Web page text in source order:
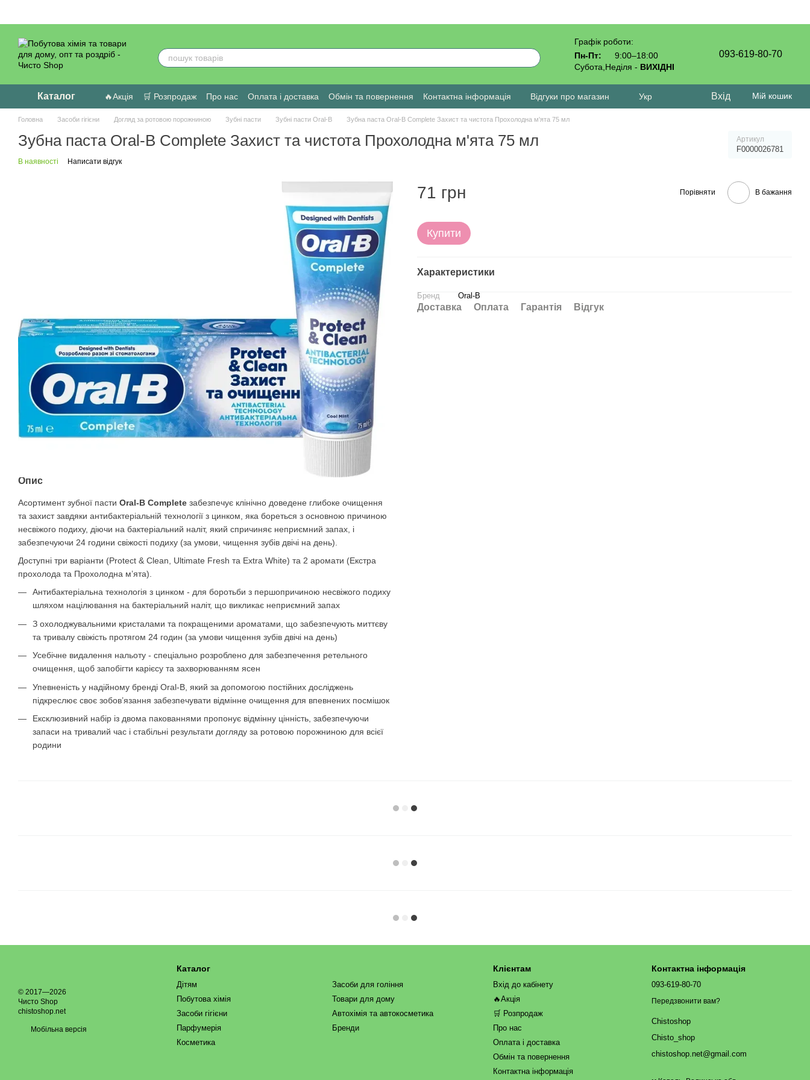
Графік роботи:
Пн-Пт:
9:00–18:00
Субота,Неділя - ВИХІДНІ
093-619-80-70
Каталог 🔥Акція 🛒 Розпродаж Про нас Оплата і доставка Обмін та повернення Контактна інформація Відгуки про магазин Укр Вхід Мій кошик
Головна Засоби гігієни Догляд за ротовою порожниною Зубні пасти Зубні пасти Oral-B Зубна паста Oral-B Complete Захист та чистота Прохолодна м'ята 75 мл
Зубна паста Oral-B Complete Захист та чистота Прохолодна м'ята 75 мл Артикул
F0000026781
В наявності Написати відгук
Опис
Асортимент зубної пасти Oral-B Complete забезпечує клінічно доведене глибоке очищення
та захист завдяки антибактеріальній технології з цинком, яка бореться з основною причиною
несвіжого подиху, діючи на бактеріальний наліт, який спричиняє неприємний запах, і
забезпечуючи 24 години свіжості подиху (за умови, чищення зубів двічі на день).
Доступні три варіанти (Protect & Clean, Ultimate Fresh та Extra White) та 2 аромати (Екстра
прохолода та Прохолодна м’ята).
Антибактеріальна технологія з цинком - для боротьби з першопричиною несвіжого подиху
шляхом націлювання на бактеріальний наліт, що викликає неприємний запах
З охолоджувальними кристалами та покращеними ароматами, що забезпечують миттєву
та тривалу свіжість протягом 24 годин (за умови чищення зубів двічі на день)
Усебічне видалення нальоту - спеціально розроблено для забезпечення ретельного
очищення, щоб запобігти карієсу та захворюванням ясен
Упевненість у надійному бренді Oral-B, який за допомогою постійних досліджень
підкреслює своє зобов’язання забезпечувати відмінне очищення для впевнених посмішок
Ексклюзивний набір із двома пакованнями пропонує відмінну цінність, забезпечуючи
запаси на тривалий час і стабільні результати догляду за ротовою порожниною для всієї
родини
71 грн Порівняти В бажання
Купити
Характеристики
Бренд Oral-B
Доставка Оплата Гарантія Відгук
© 2017—2026
Чисто Shop
chistoshop.net
Мобільна версія
Каталог
Дітям
Побутова хімія
Засоби гігієни
Парфумерія
Косметика
Засоби для гоління
Товари для дому
Автохімія та автокосметика
Бренди
Клієнтам
Вхід до кабінету
🔥Акція
🛒 Розпродаж
Про нас
Оплата і доставка
Обмін та повернення
Контактна інформація
Контактна інформація
093-619-80-70
Передзвонити вам?
Chistoshop
Chisto_shop
chistoshop.net@gmail.com